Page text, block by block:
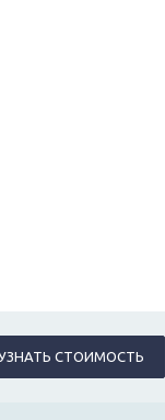
СТОИМОСТЬ